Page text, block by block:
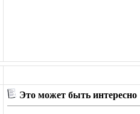
Это может быть интересно